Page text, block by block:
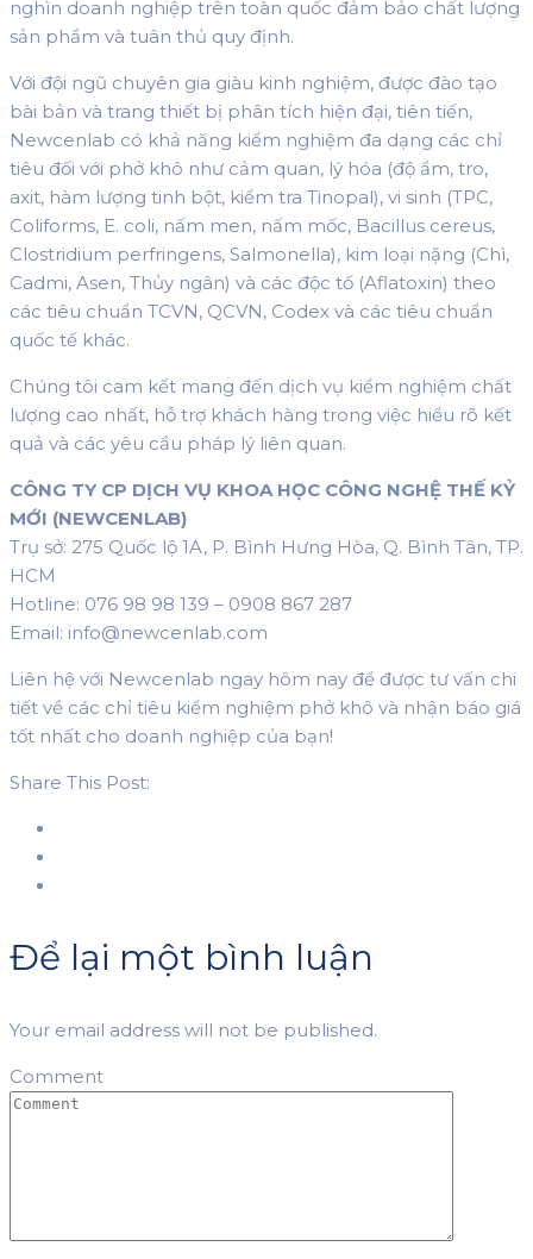
nghìn doanh nghiệp trên toàn quốc đảm bảo chất lượng
sản phẩm và tuân thủ quy định.
Với đội ngũ chuyên gia giàu kinh nghiệm, được đào tạo
bài bản và trang thiết bị phân tích hiện đại, tiên tiến,
Newcenlab có khả năng kiểm nghiệm đa dạng các chỉ
tiêu đối với phở khô như cảm quan, lý hóa (độ ẩm, tro,
axit, hàm lượng tinh bột, kiểm tra Tinopal), vi sinh (TPC,
Coliforms, E. coli, nấm men, nấm mốc, Bacillus cereus,
Clostridium perfringens, Salmonella), kim loại nặng (Chì,
Cadmi, Asen, Thủy ngân) và các độc tố (Aflatoxin) theo
các tiêu chuẩn TCVN, QCVN, Codex và các tiêu chuẩn
quốc tế khác.
Chúng tôi cam kết mang đến dịch vụ kiểm nghiệm chất
lượng cao nhất, hỗ trợ khách hàng trong việc hiểu rõ kết
quả và các yêu cầu pháp lý liên quan.
CÔNG TY CP DỊCH VỤ KHOA HỌC CÔNG NGHỆ THẾ KỶ
MỚI (NEWCENLAB)
Trụ sở: 275 Quốc lộ 1A, P. Bình Hưng Hòa, Q. Bình Tân, TP.
HCM
Hotline: 076 98 98 139 – 0908 867 287
Email: info@newcenlab.com
Liên hệ với Newcenlab ngay hôm nay để được tư vấn chi
tiết về các chỉ tiêu kiểm nghiệm phở khô và nhận báo giá
tốt nhất cho doanh nghiệp của bạn!
Share This Post:
Để lại một bình luận
Your email address will not be published.
Comment